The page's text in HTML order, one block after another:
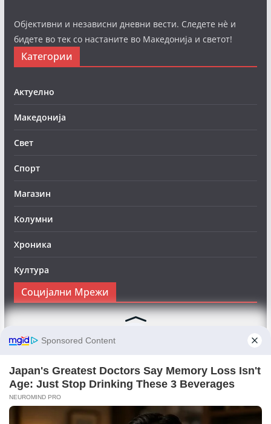
Објективни и независни дневни вести. Следете нè и
бидете во тек со настаните во Македонија и светот!
Категории
Актуелно
Македонија
Свет
Спорт
Магазин
Колумни
Хроника
Култура
Социјални Мрежи
Следете нè на Фејсбук за да сте во тек со најновите